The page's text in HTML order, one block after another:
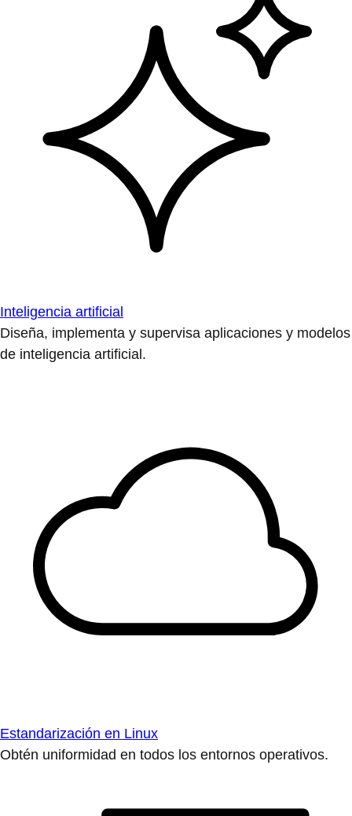
Inteligencia artificial
Diseña, implementa y supervisa aplicaciones y modelos
de inteligencia artificial.
Estandarización en Linux
Obtén uniformidad en todos los entornos operativos.